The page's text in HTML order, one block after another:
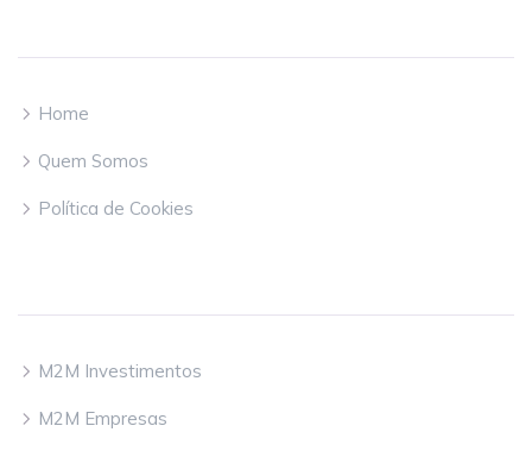
Home
Quem Somos
Política de Cookies
M2M Investimentos
M2M Empresas